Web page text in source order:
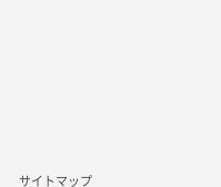
サイトマップ